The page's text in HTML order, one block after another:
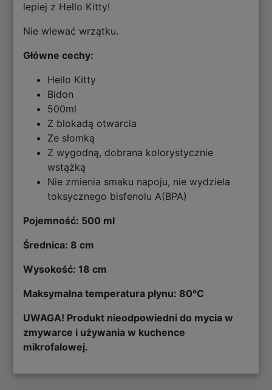
lepiej z Hello Kitty!
Nie wlewać wrzątku.
Główne cechy:
Hello Kitty
Bidon
500ml
Z blokadą otwarcia
Ze słomką
Z wygodną, dobrana kolorystycznie
wstążką
Nie zmienia smaku napoju, nie wydziela
toksycznego bisfenolu A(BPA)
Pojemność: 500 ml
Średnica: 8 cm
Wysokość: 18 cm
Maksymalna temperatura płynu: 80°C
UWAGA! Produkt nieodpowiedni do mycia w
zmywarce i używania w kuchence
mikrofalowej.